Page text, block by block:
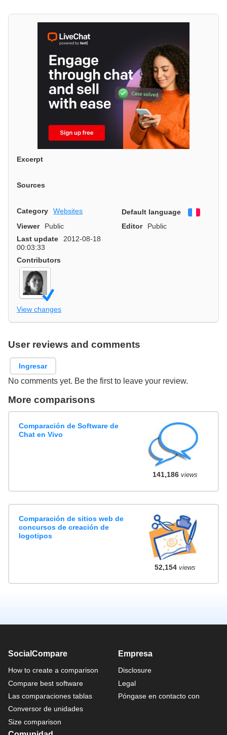
Excerpt
Sources
Category Websites Default language
Viewer
Public Editor
Public
Last update
2012-08-18
00:03:33
Contributors
View changes
User reviews and comments
Ingresar
No comments yet. Be the first to leave your review.
More comparisons
Comparación de Software de
Chat en Vivo
141,186views
Comparación de sitios web de
concursos de creación de
logotipos
52,154views
SocialCompare
How to create a comparison
Compare best software
Las comparaciones tablas
Conversor de unidades
Size comparison
Empresa
Disclosure
Legal
Póngase en contacto con